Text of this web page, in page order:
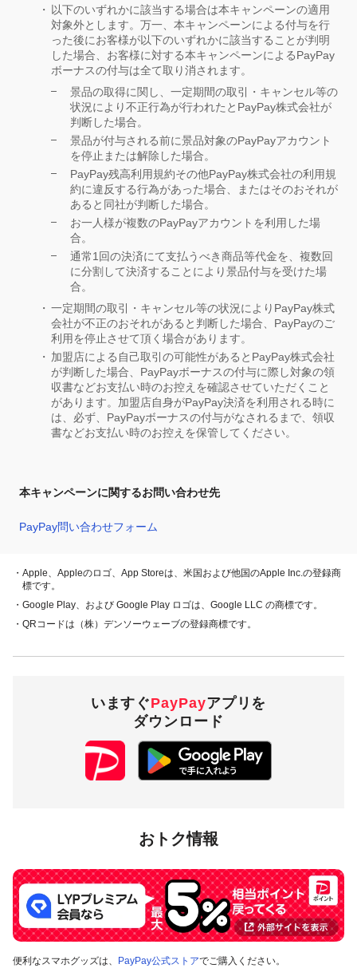
以下のいずれかに該当する場合は本キャンペーンの適用
対象外とします。万一、本キャンペーンによる付与を行
った後にお客様が以下のいずれかに該当することが判明
した場合、お客様に対する本キャンペーンによるPayPay
ボーナスの付与は全て取り消されます。
景品の取得に関し、一定期間の取引・キャンセル等の
状況により不正行為が行われたとPayPay株式会社が
判断した場合。
景品が付与される前に景品対象のPayPayアカウント
を停止または解除した場合。
PayPay残高利用規約その他PayPay株式会社の利用規
約に違反する行為があった場合、またはそのおそれが
あると同社が判断した場合。
お一人様が複数のPayPayアカウントを利用した場
合。
通常1回の決済にて支払うべき商品等代金を、複数回
に分割して決済することにより景品付与を受けた場
合。
一定期間の取引・キャンセル等の状況によりPayPay株式
会社が不正のおそれがあると判断した場合、PayPayのご
利用を停止させて頂く場合があります。
加盟店による自己取引の可能性があるとPayPay株式会社
が判断した場合、PayPayボーナスの付与に際し対象の領
収書などお支払い時のお控えを確認させていただくこと
があります。加盟店自身がPayPay決済を利用される時に
は、必ず、PayPayボーナスの付与がなされるまで、領収
書などお支払い時のお控えを保管してください。
本キャンペーンに関するお問い合わせ先
PayPay問い合わせフォーム
・Apple、Appleのロゴ、App Storeは、米国および他国のApple Inc.の登録商
標です。
・Google Play、および Google Play ロゴは、Google LLC の商標です。
・QRコードは（株）デンソーウェーブの登録商標です。
いますぐPayPayアプリを
ダウンロード
おトク情報
便利なスマホグッズは、 PayPay公式ストアでご購入ください。